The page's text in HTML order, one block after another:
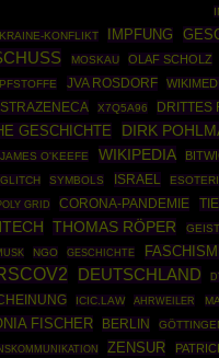
KONFLIKT IMPFUNG
MOSKAU OLAF SCHOLZ
JVA ROSDORF
X7Q5A96 DRITTES
GESCHICHTE DIRK
JAMES O'KEEFE WIKIPEDIA
GLITCH SYMBOLS ISRAEL
GRID CORONA-PANDEMIE
THOMAS RÖPER
NGO GESCHICHTE
DEUTSCHLAND
ICIC.LAW AHRWEILER
FISCHER BERLIN
ZENSUR